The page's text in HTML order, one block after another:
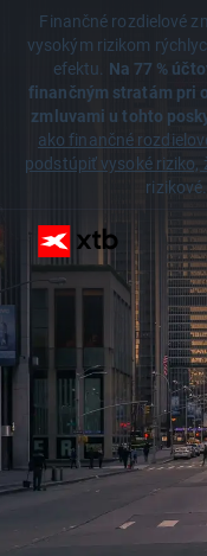
Finančné rozdielové
vysokým rizikom
efektu. Na 77 %
finančným stratám pri
zmluvami u tohto
ako finančné
podstúpiť vysoké